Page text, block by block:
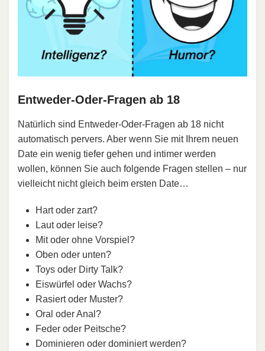
Entweder-Oder-Fragen ab 18
Natürlich sind Entweder-Oder-Fragen ab 18 nicht
automatisch pervers. Aber wenn Sie mit Ihrem neuen
Date ein wenig tiefer gehen und intimer werden
wollen, können Sie auch folgende Fragen stellen – nur
vielleicht nicht gleich beim ersten Date…
Hart oder zart?
Laut oder leise?
Mit oder ohne Vorspiel?
Oben oder unten?
Toys oder Dirty Talk?
Eiswürfel oder Wachs?
Rasiert oder Muster?
Oral oder Anal?
Feder oder Peitsche?
Dominieren oder dominiert werden?